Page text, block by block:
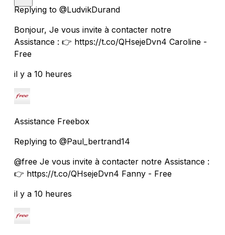
Replying to @LudvikDurand
Bonjour, Je vous invite à contacter notre
Assistance : 👉 https://t.co/QHsejeDvn4 Caroline -
Free
il y a 10 heures
Assistance Freebox
Replying to @Paul_bertrand14
@free Je vous invite à contacter notre Assistance :
👉 https://t.co/QHsejeDvn4 Fanny - Free
il y a 10 heures